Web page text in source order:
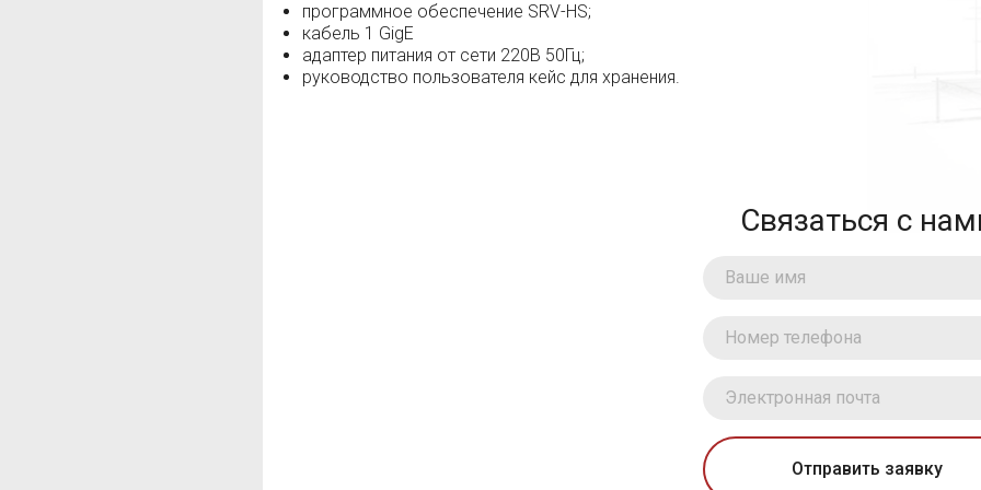
программное обеспечение SRV-HS;
кабель 1 GigE
адаптер питания от сети 220В 50Гц;
руководство пользователя кейс для хранения.
Связаться с
Отправить заявку